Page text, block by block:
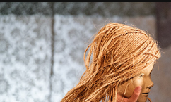
Endimanchés 2023 - Un
2023